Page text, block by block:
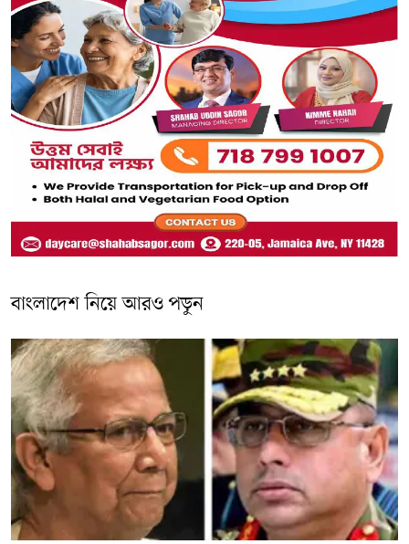
বাংলাদেশ নিয়ে আরও পড়ুন